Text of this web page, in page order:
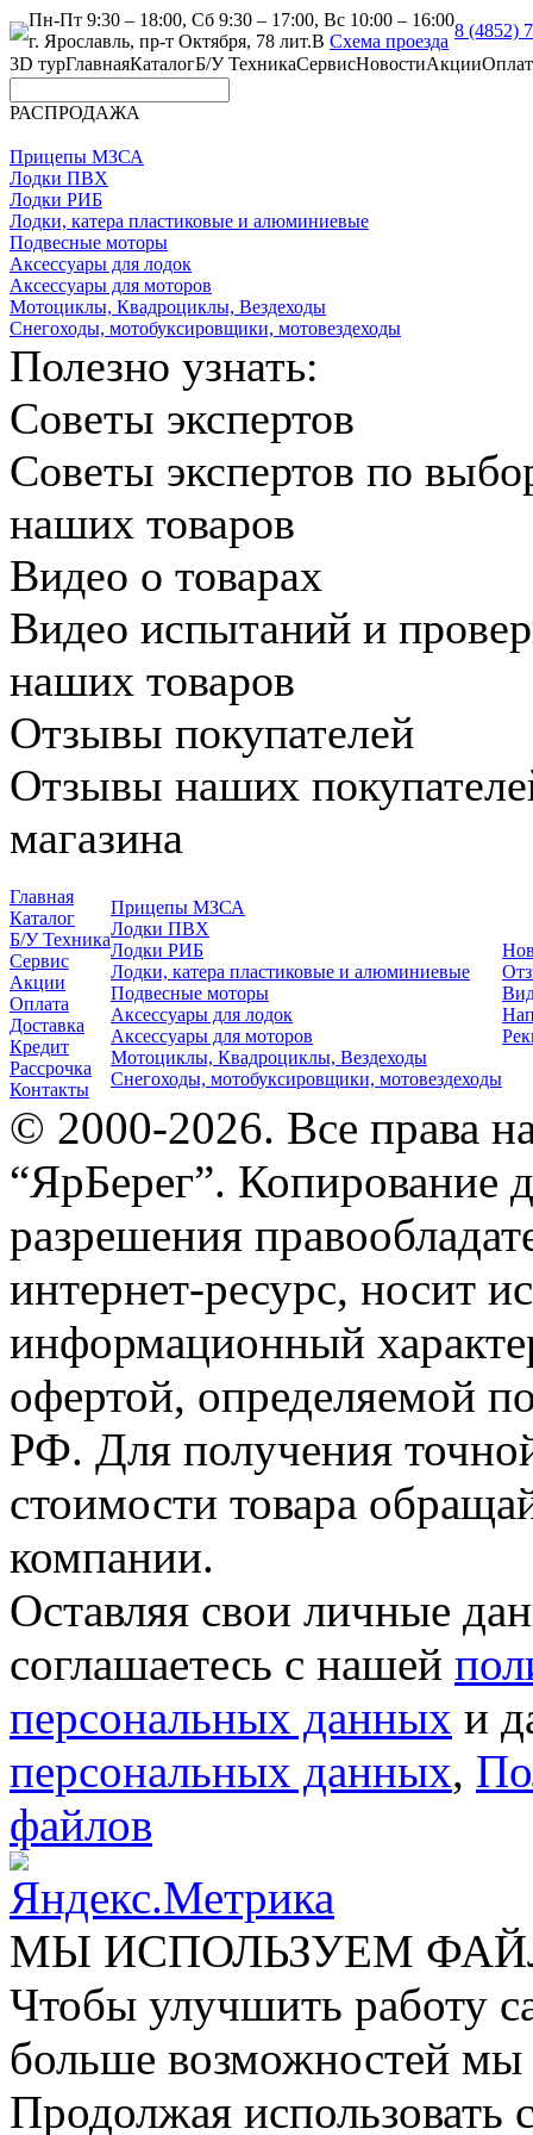
Пн-Пт 9:30 – 18:00, Сб 9:30 – 17:00, Вс 10:00 – 16:00
г. Ярославль, пр-т Октября, 78 лит.В Схема проезда
8 (4852)
3D турГлавнаяКаталогБ/У ТехникаСервисНовостиАкции
РАСПРОДАЖА
Прицепы МЗСА
Лодки ПВХ
Лодки РИБ
Лодки, катера пластиковые и алюминиевые
Подвесные моторы
Аксессуары для лодок
Аксессуары для моторов
Мотоциклы, Квадроциклы, Вездеходы
Снегоходы, мотобуксировщики, мотовездеходы
Полезно узнать:
Советы экспертов
Советы экспертов по
наших товаров
Видео о товарах
Видео испытаний и
наших товаров
Отзывы покупателей
Отзывы наших
магазина
Главная
Каталог
Б/У Техника
Сервис
Акции
Оплата
Доставка
Кредит
Рассрочка
Контакты
Прицепы МЗСА
Лодки ПВХ
Лодки РИБ
Лодки, катера пластиковые и алюминиевые
Подвесные моторы
Аксессуары для лодок
Аксессуары для моторов
Мотоциклы, Квадроциклы, Вездеходы
Снегоходы, мотобуксировщики, мотовездеходы
© 2000-2026. Все права
“ЯрБерег”. Копирование
разрешения
интернет-ресурс, носит
информационный
офертой, определяемой
РФ. Для получения
стоимости товара
компании.
Оставляя свои личные
соглашаетесь с нашей
персональных данных и
персональных данных,
файлов
МЫ ИСПОЛЬЗУЕМ
Чтобы улучшить работу
больше возможностей
Продолжая использовать